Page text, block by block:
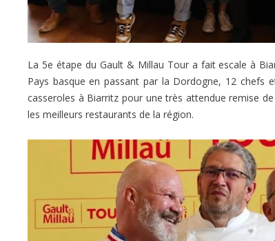
La 5e étape du Gault & Millau Tour a fait escale à
Pays basque en passant par la Dordogne, 12 chefs
casseroles à Biarritz pour une très attendue remise
les meilleurs restaurants de la région.